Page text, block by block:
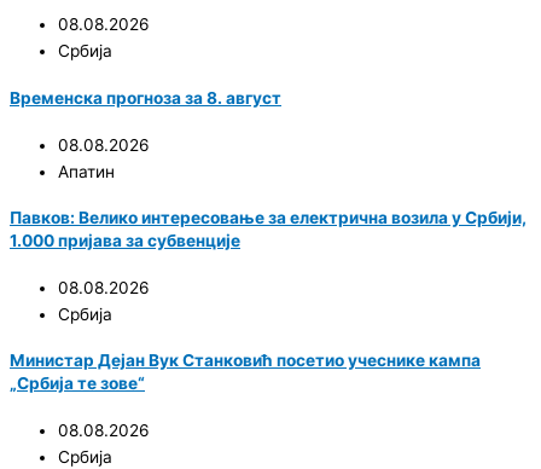
08.08.2026
Србија
Временска прогноза за 8. август
08.08.2026
Апатин
Павков: Велико интересовање за електрична возила у Србији,
1.000 пријава за субвенције
08.08.2026
Србија
Министар Дејан Вук Станковић посетио учеснике кампа
„Србија те зове“
08.08.2026
Србија